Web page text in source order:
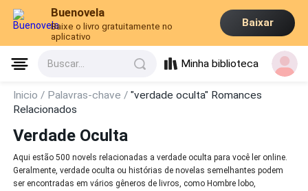
Buenovela
Baixe o livro gratuitamente no
aplicativo
Baixar
Buscar... Minha biblioteca
Inicio / Palavras-chave /"verdade oculta" Romances
Relacionados
Verdade Oculta
Aqui estão 500 novels relacionadas a verdade oculta para você ler online.
Geralmente, verdade oculta ou histórias de novelas semelhantes podem
ser encontradas em vários gêneros de livros, como Hombre lobo,